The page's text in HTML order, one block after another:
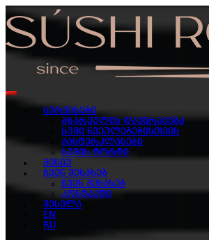
to
navigation
to
content
მენიუ
სერვისები
მზარეულის დაქირავება
სუში წვეულებებისთვის
მასტერკლასები
სუშის ტორტი
მენიუ
ჩვენ შესახებ
ჩვენ შესახებ
კონტაქტი
შესვლა
EN
RU